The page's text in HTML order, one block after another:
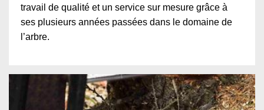
travail de qualité et un service sur mesure grâce à
ses plusieurs années passées dans le domaine de
l’arbre.